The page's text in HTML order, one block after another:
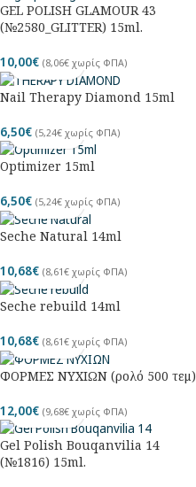
GEL POLISH GLAMOUR 43
(№2580_GLITTER) 15ml.
10,00€ (8,06€ χωρίς ΦΠΑ)
Nail Therapy Diamond 15ml
6,50€ (5,24€ χωρίς ΦΠΑ)
Optimizer 15ml
6,50€ (5,24€ χωρίς ΦΠΑ)
Seche Natural 14ml
10,68€ (8,61€ χωρίς ΦΠΑ)
Seche rebuild 14ml
10,68€ (8,61€ χωρίς ΦΠΑ)
ΦΟΡΜΕΣ ΝΥΧΙΩΝ (ρολό 500 τεμ)
12,00€ (9,68€ χωρίς ΦΠΑ)
Gel Polish Bouqanvilia 14
(№1816) 15ml.